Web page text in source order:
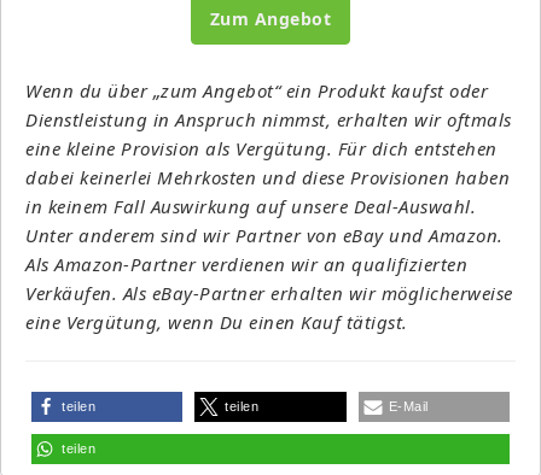
Zum Angebot
Wenn du über „zum Angebot“ ein Produkt kaufst oder
Dienstleistung in Anspruch nimmst, erhalten wir oftmals
eine kleine Provision als Vergütung. Für dich entstehen
dabei keinerlei Mehrkosten und diese Provisionen haben
in keinem Fall Auswirkung auf unsere Deal-Auswahl.
Unter anderem sind wir Partner von eBay und Amazon.
Als Amazon-Partner verdienen wir an qualifizierten
Verkäufen. Als eBay-Partner erhalten wir möglicherweise
eine Vergütung, wenn Du einen Kauf tätigst.
teilen teilen E-Mail
teilen